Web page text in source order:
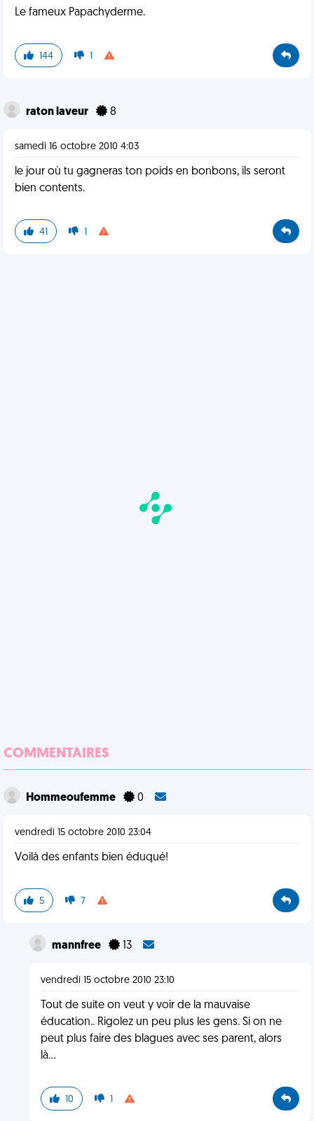
Le fameux Papachyderme.
144 1
raton laveur 8
samedi 16 octobre 2010 4:03
le jour où tu gagneras ton poids en bonbons, ils seront
bien contents.
41 1
COMMENTAIRES
Hommeoufemme 0
vendredi 15 octobre 2010 23:04
Voilà des enfants bien éduqué!
5 7
mannfree 13
vendredi 15 octobre 2010 23:10
Tout de suite on veut y voir de la mauvaise
éducation.. Rigolez un peu plus les gens. Si on ne
peut plus faire des blagues avec ses parent, alors
là...
10 1